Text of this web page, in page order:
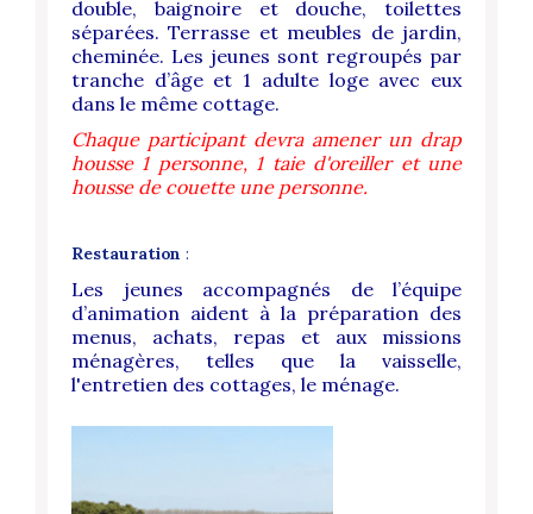
double, baignoire et douche, toilettes
séparées. Terrasse et meubles de jardin,
cheminée. Les jeunes sont regroupés par
tranche d’âge et 1 adulte loge avec eux
dans le même cottage.
Chaque participant devra amener un drap
housse 1 personne, 1 taie d'oreiller et une
housse de couette une personne.
Restauration :
Les jeunes accompagnés de l’équipe
d’animation aident à la préparation des
menus, achats, repas et aux missions
ménagères, telles que la vaisselle,
l'entretien des cottages, le ménage.